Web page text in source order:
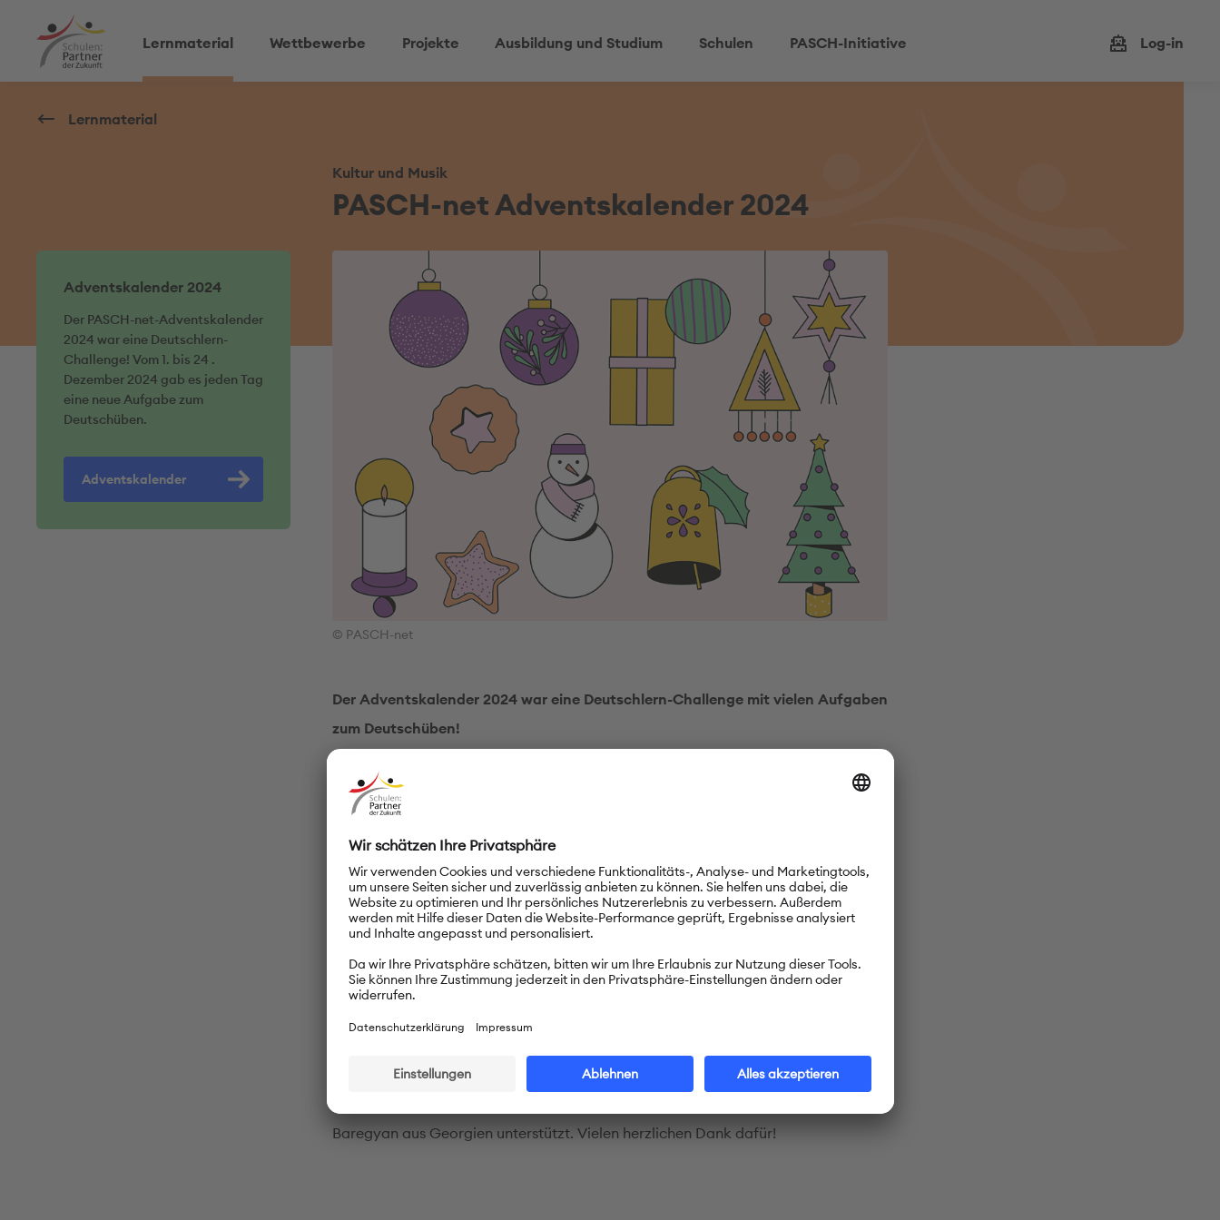
Lernmaterial Wettbewerbe Projekte Ausbildung und Studium Schulen PASCH-Initiative Log-in
Lernmaterial
Kultur und Musik
PASCH-net Adventskalender 2024
Adventskalender 2024
Der PASCH-net-Adventskalender
2024 war eine Deutschlern-
Challenge! Vom 1. bis 24 .
Dezember 2024 gab es jeden Tag
eine neue Aufgabe zum
Deutschüben.
Adventskalender
© PASCH-net
Der Adventskalender 2024 war eine Deutschlern-Challenge mit vielen Aufgaben
zum Deutschüben!
Jeden Tag konntest du ein Türchen öffnen und eine Frage beantworten. Unter allen
Schülerinnen und Schülern, die mitgemacht haben, wurden drei
Überraschungspakete verlost. Die Gewinnerinnen und Gewinner stehen nun fest.
Herzlichen Glückwunsch!
– Beril vom Izmir Atatürk Lisesi, Türkei
– Brejsa von Gjimnazi Sami Frasheri, Albanien
Bei der Erstellung der Inhalte für den Adventskalenders 2024 wurden wir von der
Baregyan aus Georgien unterstützt. Vielen herzlichen Dank dafür!